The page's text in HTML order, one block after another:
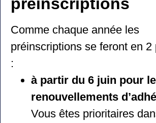
AVRIL 2026
Comme chaque année les
préinscriptions se feront en 2
:
à partir du 6 juin pour
renouvellements
Vous êtes prioritaires